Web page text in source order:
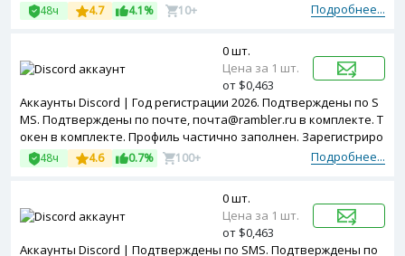
Подробнее...
48ч 4.7 4.1% 10+
Аккаунты Discord | Год регистрации 2026. Подтверждены по S
MS. Подтверждены по почте, почта@rambler.ru в комплекте. Т
окен в комплекте. Профиль частично заполнен. Зарегистриро
ваны с MIX ip.
Подробнее...
48ч 4.6 0.7% 100+
0 шт.
Цена за 1 шт.
от $0,463
Аккаунты Discord | Подтверждены по SMS. Подтверждены по
0 шт.
Цена за 1 шт.
от $0,463